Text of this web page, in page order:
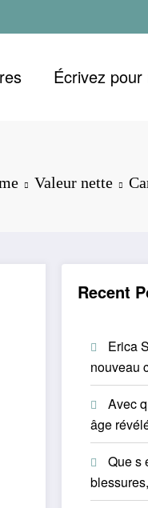
Écrivez pour
Valeur nette
Recent
Erica
nouveau
Avec
âge
Que s